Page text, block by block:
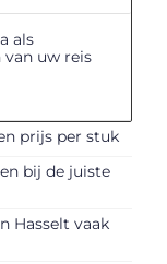
als
uw reis
prijs per stuk
bij de juiste
Hasselt vaak